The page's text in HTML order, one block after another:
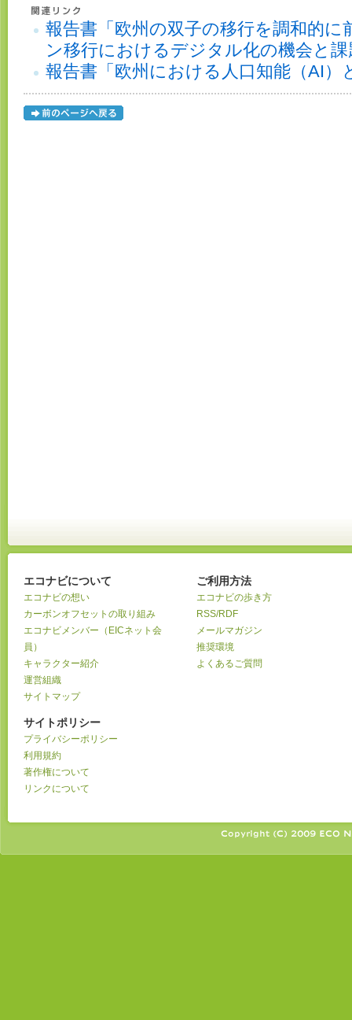
報告書「欧州の双子の移行を調和的に
ン移行におけるデジタル化の機会と課
報告書「欧州における人口知能（AI）
エコナビについて
エコナビの想い
カーボンオフセットの取り組み
エコナビメンバー（EICネット会
員）
キャラクター紹介
運営組織
サイトマップ
サイトポリシー
プライバシーポリシー
利用規約
著作権について
リンクについて
ご利用方法
エコナビの歩き方
RSS/RDF
メールマガジン
推奨環境
よくあるご質問